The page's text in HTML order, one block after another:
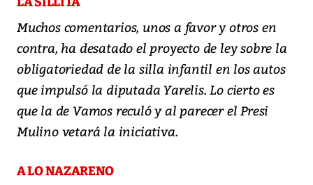
Muchos comentarios, unos a favor y otros en
contra, ha desatado el proyecto de ley sobre la
obligatoriedad de la silla infantil en los autos
que impulsó la diputada Yarelis. Lo cierto es
que la de Vamos reculó y al parecer el Presi
Mulino vetará la iniciativa.
A LO NAZARENO